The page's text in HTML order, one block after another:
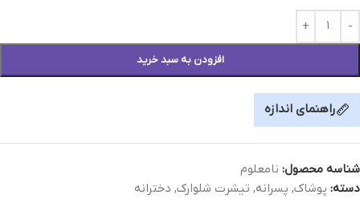
افزودن به سبد خرید
راهنمای اندازه
شناسه محصول: نامعلوم
دسته: پوشاک, پسرانه, تیشرت شلوارک, دخترانه